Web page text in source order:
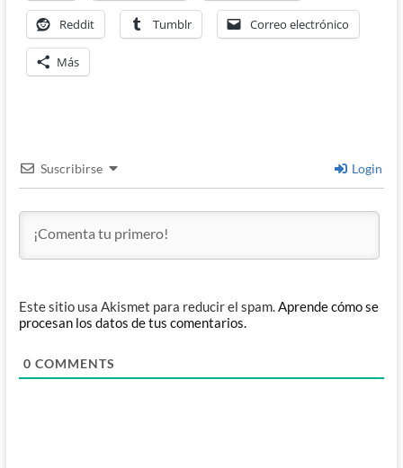
Reddit Tumblr Correo electrónico
Más
Suscribirse Login
Este sitio usa Akismet para reducir el spam.Aprende cómo se
procesan los datos de tus comentarios.
0 COMMENTS